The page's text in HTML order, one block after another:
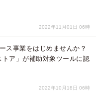
2022年11月01日 06時
ス事業をはじめませんか？
ア」が補助対象ツールに認
2022年10月18日 06時